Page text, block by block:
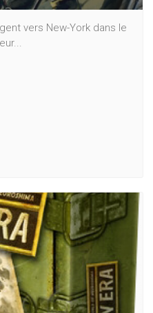
vers New-York dans le